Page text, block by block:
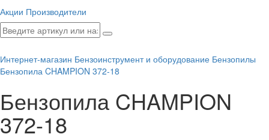
Акции Производители
Интернет-магазин Бензоинструмент и оборудование Бензопилы
Бензопила CHAMPION 372-18
Бензопила CHAMPION
372-18